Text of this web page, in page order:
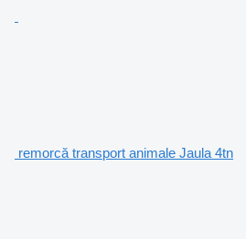
remorcă transport animale Jaula 4tn